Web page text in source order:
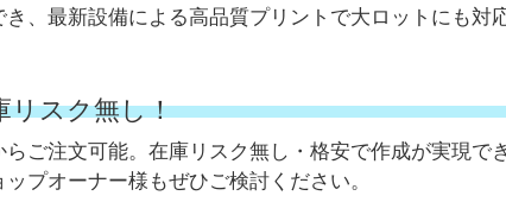
き、最新設備による高品質プリントで大ロットにも対
リスク無し！
ご注文可能。在庫リスク無し・格安で作成が実現
プオーナー様もぜひご検討ください。